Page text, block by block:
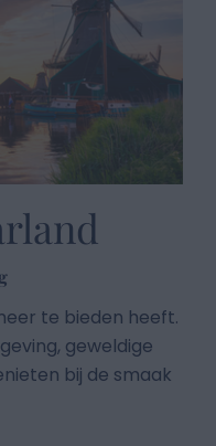
te bieden heeft.
geweldige
bij de smaak